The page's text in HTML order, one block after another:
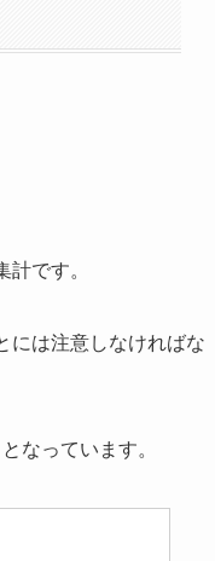
です。
には注意しなければな
なっています。